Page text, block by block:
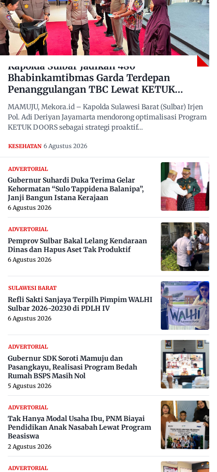
Kapolda Sulbar Jadikan 480
Bhabinkamtibmas Garda Terdepan
Penanggulangan TBC Lewat KETUK
DOORS di 650 Desa
MAMUJU, Mekora.id – Kapolda Sulawesi Barat (Sulbar) Irjen
Pol. Adi Deriyan Jayamarta mendorong optimalisasi Program
KETUK DOORS sebagai strategi proaktif…
KESEHATAN 6 Agustus 2026
ADVERTORIAL
Gubernur Suhardi Duka Terima Gelar
Kehormatan “Sulo Tappidena Balanipa”,
Janji Bangun Istana Kerajaan
6 Agustus 2026
ADVERTORIAL
Pemprov Sulbar Bakal Lelang Kendaraan
Dinas dan Hapus Aset Tak Produktif
6 Agustus 2026
SULAWESI BARAT
Refli Sakti Sanjaya Terpilh Pimpim WALHI
Sulbar 2026-20230 di PDLH IV
6 Agustus 2026
ADVERTORIAL
Gubernur SDK Soroti Mamuju dan
Pasangkayu, Realisasi Program Bedah
Rumah BSPS Masih Nol
5 Agustus 2026
ADVERTORIAL
Tak Hanya Modal Usaha Ibu, PNM Biayai
Pendidikan Anak Nasabah Lewat Program
Beasiswa
2 Agustus 2026
ADVERTORIAL